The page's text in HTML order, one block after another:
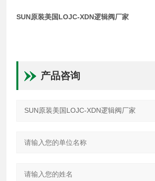
SUN原装美国LOJC-XDN逻辑阀厂家
产品咨询